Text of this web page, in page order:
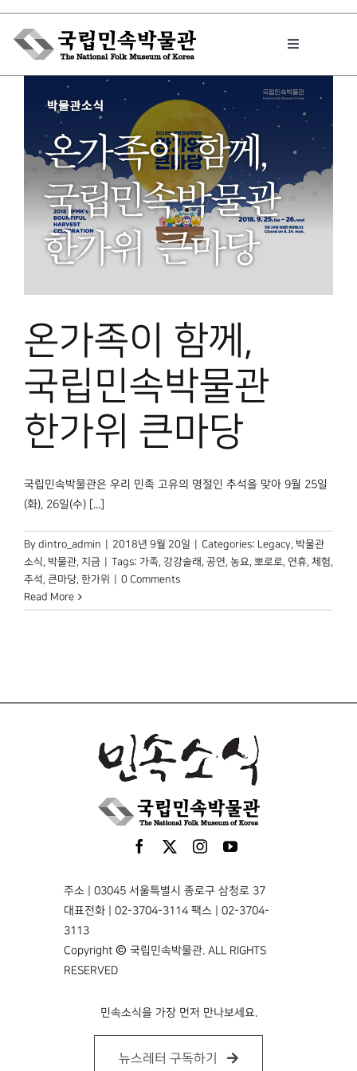
Skip
content
Toggle
박물관에서는
민속이야기
민속 인사이드
박물관 홈페이지
온가족이 함께,
국립민속박물관
한가위 큰마당
국립민속박물관은 우리 민족 고유의 명절인 추석을 맞아 9월 25일
(화), 26일(수) [...]
By dintro_admin 2018년 9월 20일 Categories: Legacy, 박물관
소식, 박물관, 지금 Tags: 가족, 강강술래 , 공연, 농요, 뽀로로, 연휴, 체험,
추석, 큰마당, 한가위
0 Comments
Read More
주소 | 03045 서울특별시 종로구 삼청로 37
대표전화 | 02-3704-3114 팩스 | 02-3704-
3113
Copyright © 국립민속박물관. ALL RIGHTS
RESERVED
민속소식을 가장 먼저 만나보세요.
뉴스레터 구독하기